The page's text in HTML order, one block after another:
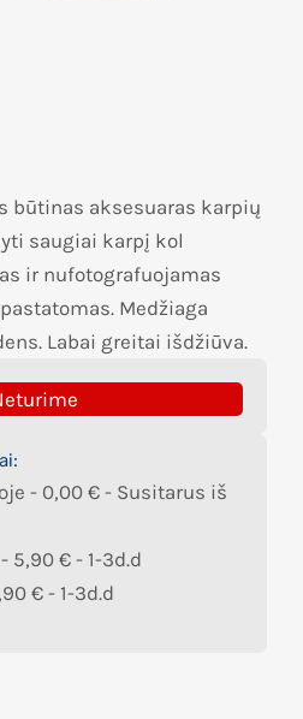
būtinas aksesuaras karpių
saugiai karpį kol
ir nufotografuojamas
Medžiaga
Labai greitai išdžiūva.
- 0,00 € - Susitarus iš
5,90 € - 1-3d.d
€ - 1-3d.d